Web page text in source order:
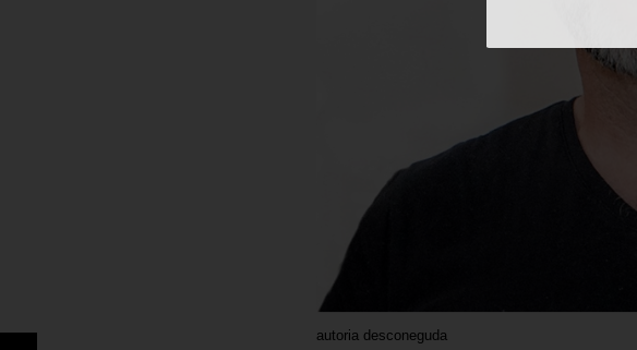
autoria desconeguda